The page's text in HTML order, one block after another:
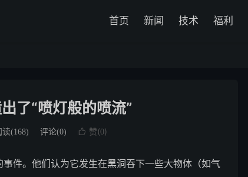
首页 新闻 技术 福利
了“喷灯般的喷流”
读(168) 评论(0)  赞(0)
件。他们认为它发生在黑洞吞下一些大物体（如气